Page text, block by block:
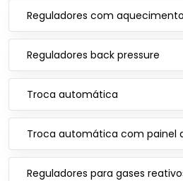
Reguladores com aquecimento
Reguladores back pressure
Troca automática
Troca automática com painel
Reguladores para gases